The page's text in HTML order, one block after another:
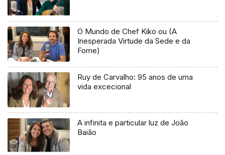
O Mundo de Chef Kiko ou (A
Inesperada Virtude da Sede e da
Fome)
Ruy de Carvalho: 95 anos de uma
vida excecional
A infinita e particular luz de João
Baião